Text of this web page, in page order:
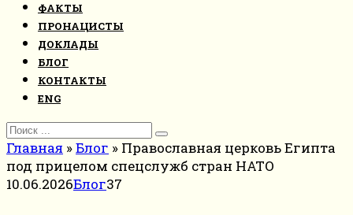
ФАКТЫ
ПРОНАЦИСТЫ
ДОКЛАДЫ
БЛОГ
КОНТАКТЫ
ENG
Search
for:
Главная »Блог » Православная церковь Египта
под прицелом спецслужб стран НАТО
10.06.2026Блог37